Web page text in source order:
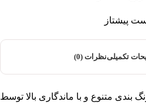
پیشتاز
تکمیلینظرات (0)
لب مایع میس استار در 24 رنگ بندی متنوع و با ماندگاری بالا توسط